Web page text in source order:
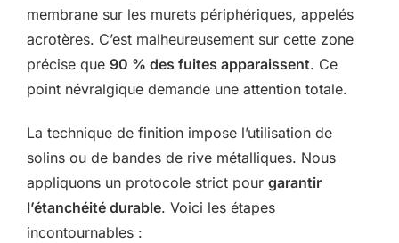
membrane sur les murets périphériques, appelés
acrotères. C’est malheureusement sur cette zone
précise que 90 % des fuites apparaissent. Ce
point névralgique demande une attention totale.
La technique de finition impose l’utilisation de
solins ou de bandes de rive métalliques. Nous
appliquons un protocole strict pour garantir
l’étanchéité durable. Voici les étapes
incontournables :